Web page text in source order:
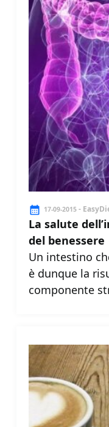
17-09-2015 -
La salute
del benessere
Un intestino
è dunque la
componente